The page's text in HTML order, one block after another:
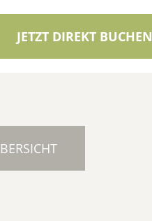
JETZT DIREKT BUCHEN